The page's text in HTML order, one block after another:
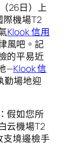
26日）上
際機場T2
Klook 信用
風吧。記
的平易近
—Klook 信
勤場地迎
假如您所
云機場T2
支境邊檢手